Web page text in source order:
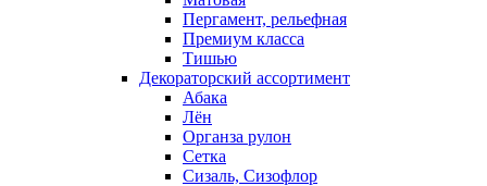
Пергамент, рельефная
Премиум класса
Тишью
Декораторский ассортимент
Абака
Лён
Органза рулон
Сетка
Сизаль, Сизофлор